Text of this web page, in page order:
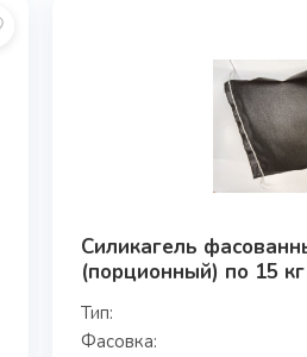
Силикагель
(порционный) по 15 кг
Тип:
Фасовка: